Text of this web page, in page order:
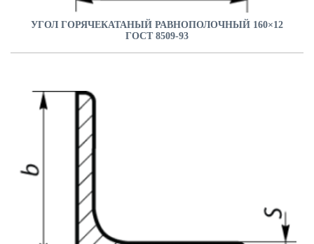
УГОЛ ГОРЯЧЕКАТАНЫЙ РАВНОПОЛОЧНЫЙ 160×12
ГОСТ 8509-93